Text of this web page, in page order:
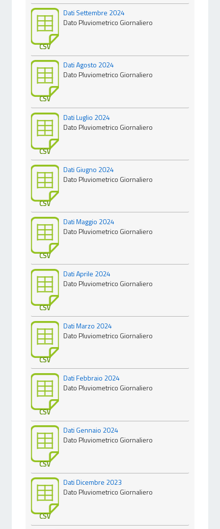
CSV
Dati Settembre 2024
Dato Pluviometrico Giornaliero
CSV
Dati Agosto 2024
Dato Pluviometrico Giornaliero
CSV
Dati Luglio 2024
Dato Pluviometrico Giornaliero
CSV
Dati Giugno 2024
Dato Pluviometrico Giornaliero
CSV
Dati Maggio 2024
Dato Pluviometrico Giornaliero
CSV
Dati Aprile 2024
Dato Pluviometrico Giornaliero
CSV
Dati Marzo 2024
Dato Pluviometrico Giornaliero
CSV
Dati Febbraio 2024
Dato Pluviometrico Giornaliero
CSV
Dati Gennaio 2024
Dato Pluviometrico Giornaliero
CSV
Dati Dicembre 2023
Dato Pluviometrico Giornaliero